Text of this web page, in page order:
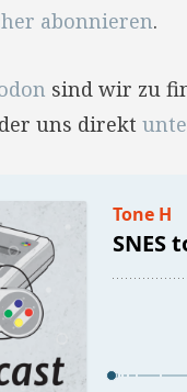
abonnieren.
sind wir zu
uns direkt